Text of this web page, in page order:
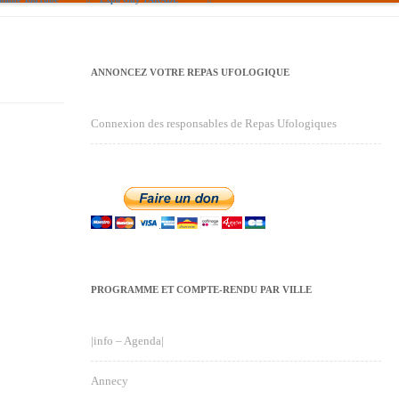
ANNONCEZ VOTRE REPAS UFOLOGIQUE
Connexion des responsables de Repas Ufologiques
PROGRAMME ET COMPTE-RENDU PAR VILLE
|info – Agenda|
Annecy